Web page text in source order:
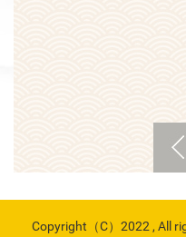
Copyright（C）2022 , All